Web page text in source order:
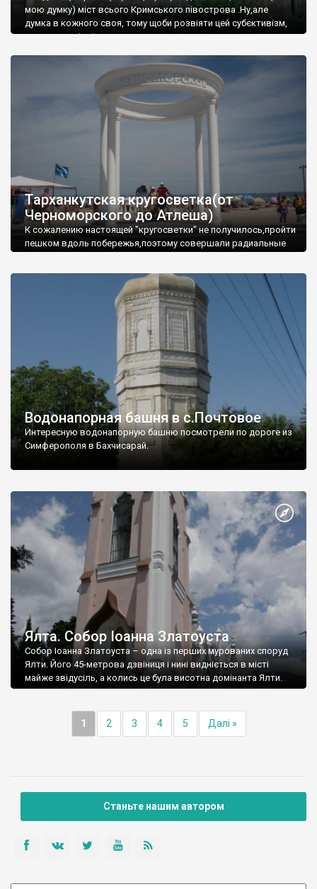
мою думку) міст всього Кримського півострова .Ну,але
думка в кожного своя, тому щоби розвіяти цей субєктивізм,
запрошую відвідати це
Тарханкутская кругосветка(от
Черноморского до Атлеша)
К сожалению настоящей "кругосветки" не получилось,пройти
пешком вдоль побережья,поэтому совершали радиальные
Водонапорная башня в с.Почтовое
Интересную водонапорную башню посмотрели по дороге из
Симферополя в Бахчисарай.
Ялта. Собор Іоанна Златоуста
Собор Іоанна Златоуста – одна із перших мурованих споруд
Ялти. Його 45-метрова дзвіниця і нині видніється в місті
майже звідусіль, а колись це була висотна домінанта Ялти.
1 2 3 4 5 Далі »
Станьте нашим автором